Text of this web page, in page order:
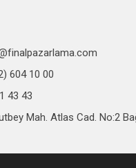
604 10 00
43 43
Mah. Atlas Cad. No:2